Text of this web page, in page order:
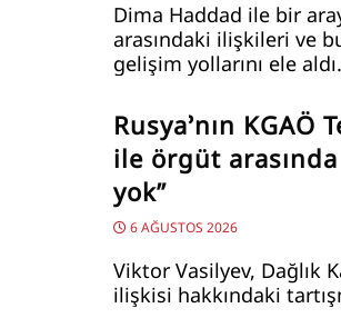
Dima Haddad ile bir
arasındaki ilişkileri ve
gelişim yollarını ele aldı.
Rusya’nın KGAÖ
ile örgüt
yok”
6 AĞUSTOS 2026
Viktor Vasilyev, Dağlık
ilişkisi hakkındaki